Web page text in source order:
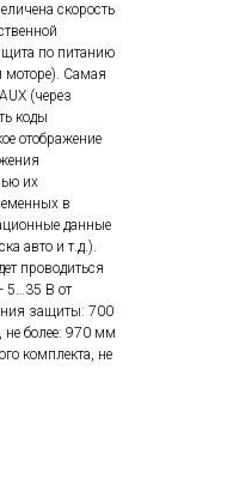
скорость
по питанию
моторе). Самая
(через
коды
отображение
их
в
данные
авто и т.д.).
проводиться
5…35 В от
защиты: 700
не более: 970 мм
комплекта, не